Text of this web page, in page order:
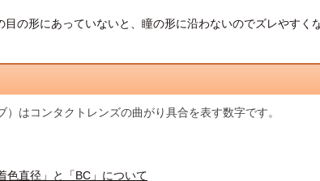
の形にあっていないと、瞳の形に沿わないのでズレやすく
はコンタクトレンズの曲がり具合を表す数字です。
色直径」と「BC」について